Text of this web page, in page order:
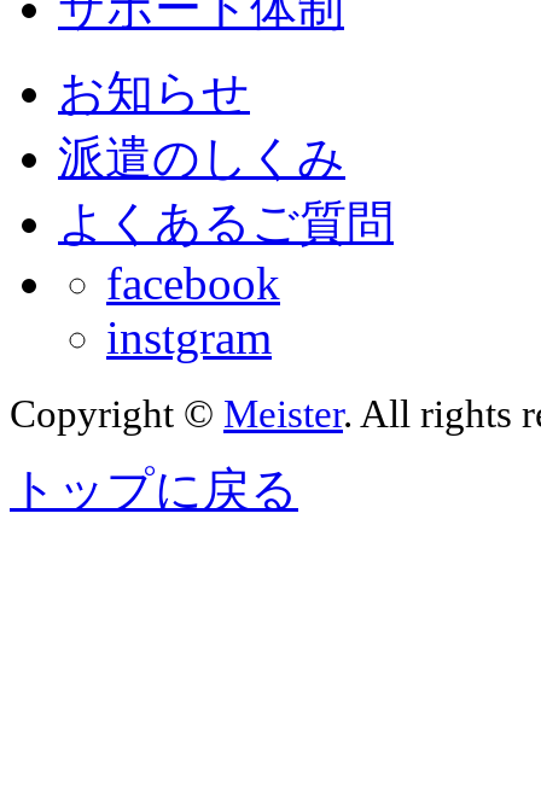
お知らせ
派遣のしくみ
よくあるご質問
facebook
instgram
Copyright © Meister. All rights
トップに戻る